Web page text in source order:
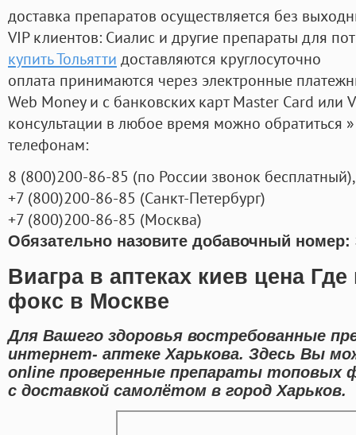
доставка препаратов осуществляется без
VIP клиентов: Сиалис и другие препараты для
купить Тольятти доставляются круглосуточно
оплата принимаются через электронные
Web Money и с банковских карт Master Card или
консультации в любое время можно обратиться
телефонам:
8 (800)200-86-85 (по России звонок бесплатный),
+7 (800)200-86-85 (Санкт-Петербург)
+7 (800)200-86-85 (Москва)
Обязательно назовите добавочный номер:
Виагра в аптеках киев цена
фокс в Москве
Для Вашего здоровья востребованные
интернет- аптеке Харькова. Здесь Вы
online проверенные препараты топовых
с доставкой самолётом в город Харьков.